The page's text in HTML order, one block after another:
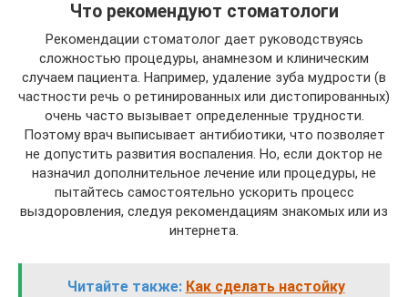
Что рекомендуют стоматологи
Рекомендации стоматолог дает руководствуясь
сложностью процедуры, анамнезом и клиническим
случаем пациента. Например, удаление зуба мудрости (в
частности речь о ретинированных или дистопированных)
очень часто вызывает определенные трудности.
Поэтому врач выписывает антибиотики, что позволяет
не допустить развития воспаления. Но, если доктор не
назначил дополнительное лечение или процедуры, не
пытайтесь самостоятельно ускорить процесс
выздоровления, следуя рекомендациям знакомых или из
интернета.
Читайте также: Как сделать настойку